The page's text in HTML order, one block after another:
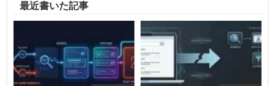
最近書いた記事